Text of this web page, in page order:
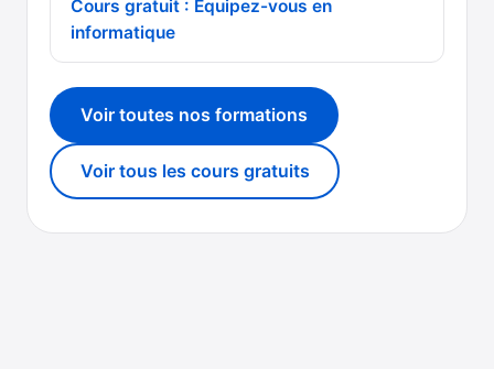
Cours gratuit : Équipez-vous en
informatique
Voir toutes nos formations
Voir tous les cours gratuits